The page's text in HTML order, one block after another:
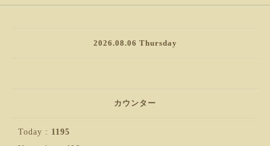
2026.08.06 Thursday
カウンター
Today : 1195